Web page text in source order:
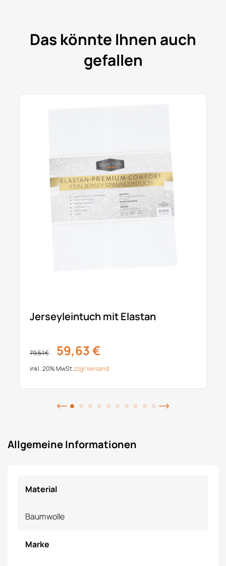
Das könnte Ihnen auch
gefallen
Jerseyleintuch mit Elastan
79,51 € 59,63 €
inkl. 20% MwSt.zzgl.Versand
Allgemeine Informationen
Material
Baumwolle
Marke